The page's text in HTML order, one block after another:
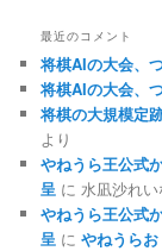
最近のコメント
将棋AIの大会、
将棋AIの大会、
将棋の大規模定
より
やねうら王公式
呈 に水凪沙れい
やねうら王公式
呈 にやねうらお